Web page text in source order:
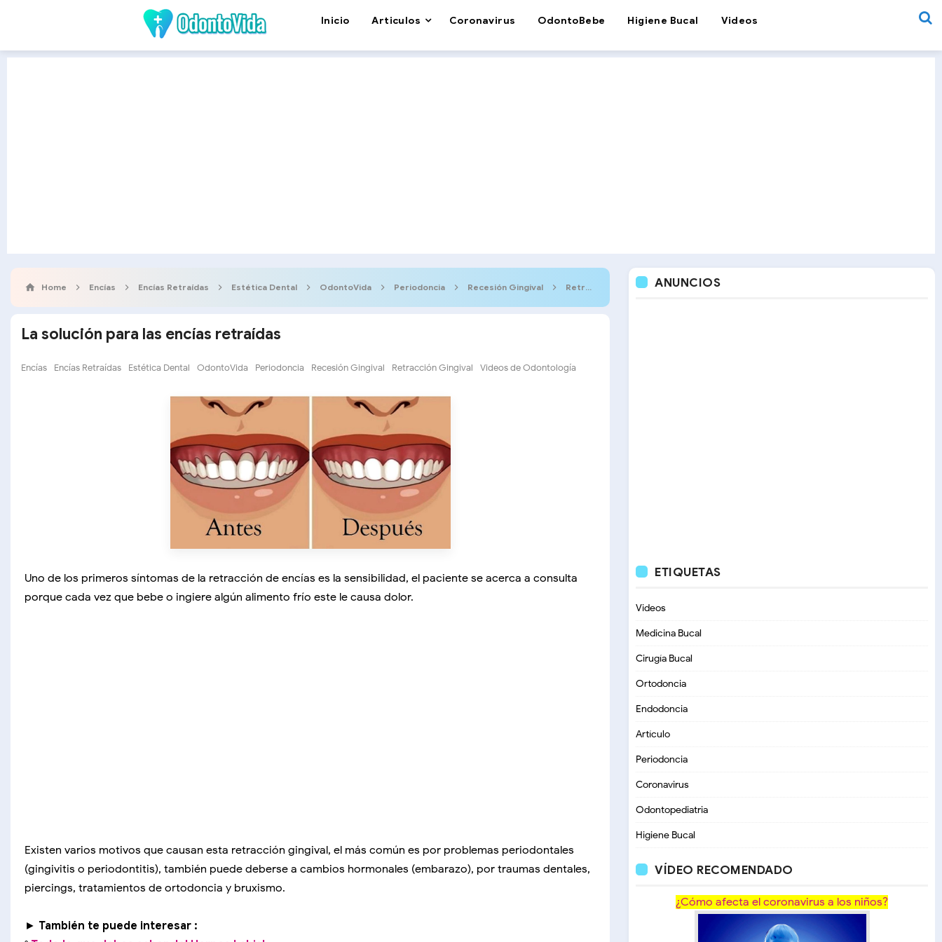
Inicio Articulos Coronavirus OdontoBebe Higiene Bucal Videos
Home Encías Encías Retraídas Estética Dental OdontoVida Periodoncia Recesión Gingival Retracción Gingival Videos de Odontología
La solución para las encías retraídas
Encías Encías Retraídas Estética Dental OdontoVida Periodoncia Recesión Gingival Retracción Gingival Videos de Odontología
Uno de los primeros síntomas de la retracción de encías es la sensibilidad, el paciente se acerca a consulta
porque cada vez que bebe o ingiere algún alimento frío este le causa dolor.
Existen varios motivos que causan esta retracción gingival, el más común es por problemas periodontales
(gingivitis o periodontitis), también puede deberse a cambios hormonales (embarazo), por traumas dentales,
piercings, tratamientos de ortodoncia y bruxismo.
► También te puede interesar :
ANUNCIOS
ETIQUETAS
Videos
Medicina Bucal
Cirugía Bucal
Ortodoncia
Endodoncia
Artículo
Periodoncia
Coronavirus
Odontopediatria
Higiene Bucal
VÍDEO RECOMENDADO
¿Cómo afecta el coronavirus a los niños?